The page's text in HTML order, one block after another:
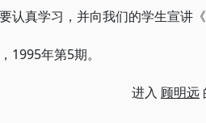
认真学习，并向我们的学生宣讲
1995年第5期。
进入 顾明远